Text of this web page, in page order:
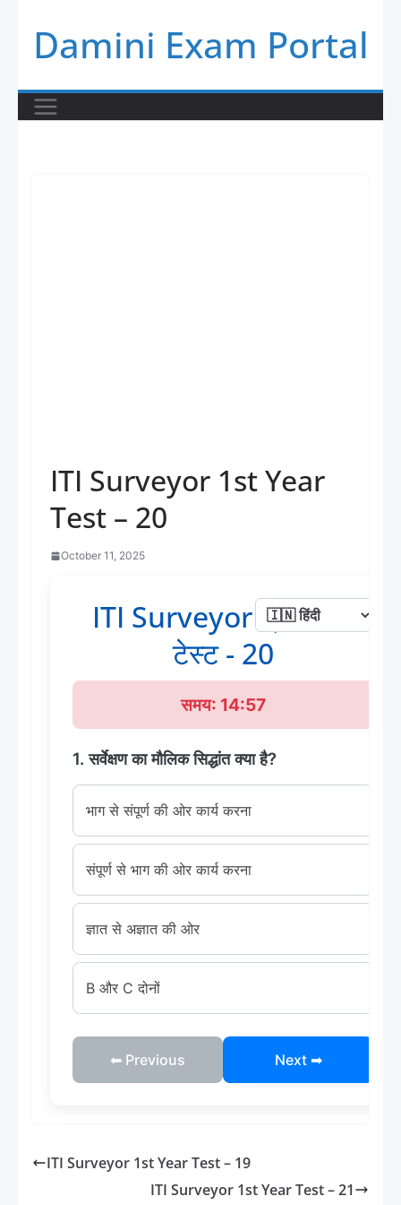
content
Damini Exam Portal
ITI Surveyor 1st Year
Test – 20
October 11, 2025
ITI Surveyor प्रथम वर्ष
टेस्ट - 20
समय: 14:56
1. सर्वेक्षण का मौलिक सिद्धांत क्या है?
भाग से संपूर्ण की ओर कार्य करना
संपूर्ण से भाग की ओर कार्य करना
ज्ञात से अज्ञात की ओर
B और C दोनों
⬅ Previous Next ➡
ITI Surveyor 1st Year Test – 19
ITI Surveyor 1st Year Test – 21